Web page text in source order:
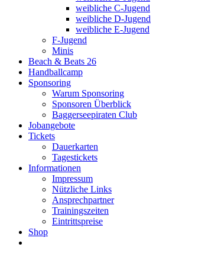
weibliche C-Jugend
weibliche D-Jugend
weibliche E-Jugend
F-Jugend
Minis
Beach & Beats 26
Handballcamp
Sponsoring
Warum Sponsoring
Sponsoren Überblick
Baggerseepiraten Club
Jobangebote
Tickets
Dauerkarten
Tagestickets
Informationen
Impressum
Nützliche Links
Ansprechpartner
Trainingszeiten
Eintrittspreise
Shop